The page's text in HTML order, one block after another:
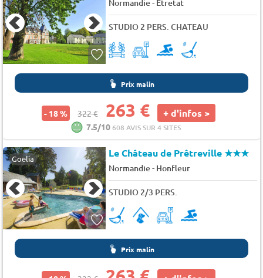
Normandie Etretat
STUDIO 2 PERS. CHATEAU
Prix malin
- 18 % 322 € 263 € + d'infos >
7.5/10608 AVIS SUR 4 SITES
Goelia Le Château de Prêtreville★★★
Normandie- Honfleur
STUDIO 2/3 PERS.
Prix malin